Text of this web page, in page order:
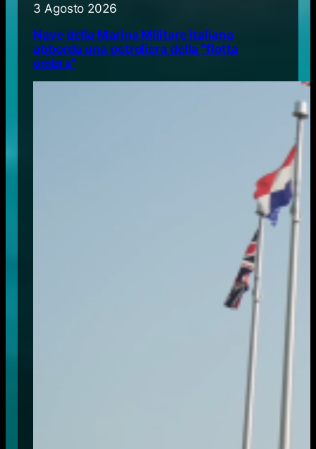
3 Agosto 2026
Nave della Marina Militare italiana
abborda una petroliera della “flotta
ombra”